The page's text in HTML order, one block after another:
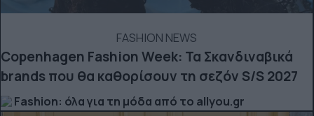
FASHION NEWS
Copenhagen Fashion Week: Τα Σκανδιναβικά
brands που θα καθορίσουν τη σεζόν S/S 2027
Fashion: όλα για τη μόδα από το allyou.gr